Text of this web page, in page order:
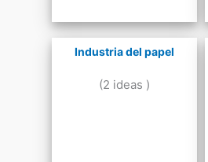
Industria del papel
(2 ideas )